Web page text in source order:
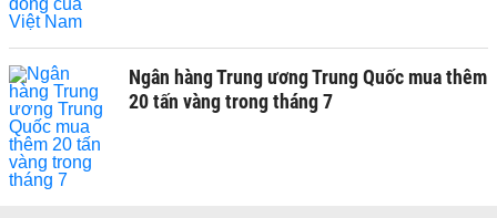
Ngân hàng Trung ương Trung Quốc mua thêm
20 tấn vàng trong tháng 7